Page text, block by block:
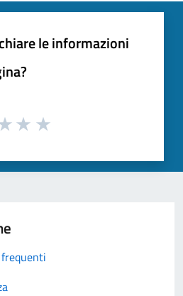
le informazioni